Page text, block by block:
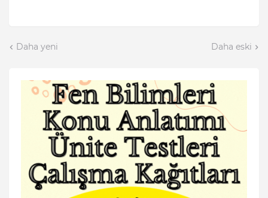
Daha yeni Daha eski